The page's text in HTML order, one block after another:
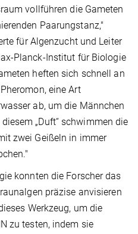
vollführen die Gameten
Paarungstanz,"
für Algenzucht und Leiter
Planck-Institut für Biologie
heften sich schnell an
eine Art
ab, um die Männchen
„Duft“ schwimmen die
zwei Geißeln in immer
konnten die Forscher das
präzise anvisieren
Werkzeug, um die
zu testen, indem sie